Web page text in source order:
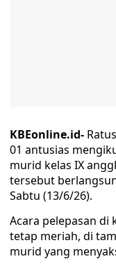
KBEonline.id-
01 antusias
murid kelas IX
tersebut
Sabtu (13/6/26).
Acara pelepasan di
tetap meriah, di
murid yang